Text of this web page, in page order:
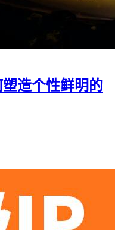
造个性鲜明的